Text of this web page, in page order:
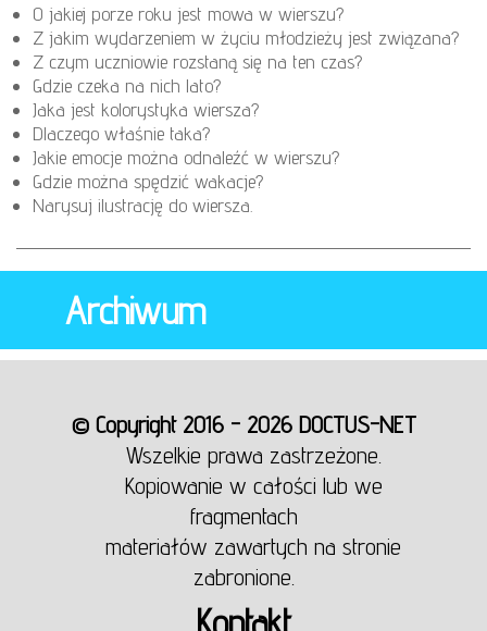
O jakiej porze roku jest mowa w wierszu?
Z jakim wydarzeniem w życiu młodzieży jest związana?
Z czym uczniowie rozstaną się na ten czas?
Gdzie czeka na nich lato?
Jaka jest kolorystyka wiersza?
Dlaczego właśnie taka?
Jakie emocje można odnaleźć w wierszu?
Gdzie można spędzić wakacje?
Narysuj ilustrację do wiersza.
Archiwum
© Copyright 2016 - 2026 DOCTUS-NET
Wszelkie prawa zastrzeżone.
Kopiowanie w całości lub we
fragmentach
materiałów zawartych na stronie
zabronione.